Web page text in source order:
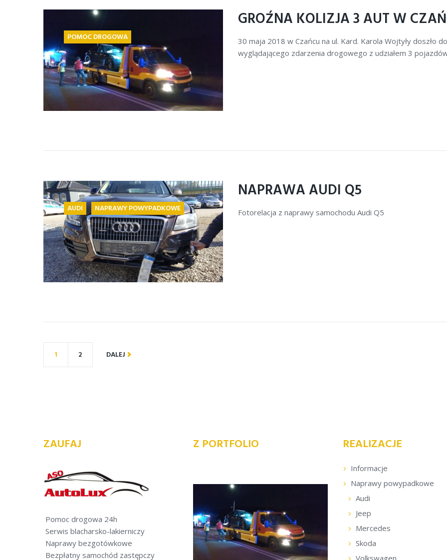
POMOC DROGOWA
GROŹNA KOLIZJA 3 AUT W
30 maja 2018 w Czańcu na ul. Kard. Karola Wojtyły doszło
wyglądającego zdarzenia drogowego z udziałem 3
AUDI NAPRAWY POWYPADKOWE
NAPRAWA AUDI Q5
Fotorelacja z naprawy samochodu Audi Q5
1 2 DALEJ
ZAUFAJ
Pomoc drogowa 24h
Serwis blacharsko-lakierniczy
Naprawy bezgotówkowe
Bezpłatny samochód zastępczy
Z PORTFOLIO REALIZACJE
Informacje
Naprawy powypadkowe
Audi
Jeep
Mercedes
Skoda